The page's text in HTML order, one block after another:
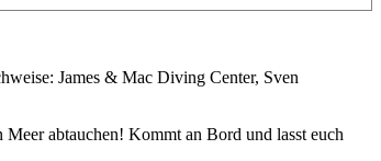
James & Mac Diving Center, Sven
abtauchen! Kommt an Bord und lasst euch